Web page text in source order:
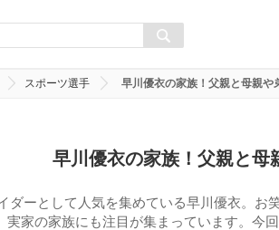
スポーツ選手 早川優衣の家族！父親と母親や
早川優衣の家族！父親と母
ダーとして人気を集めている早川優衣。お
実家の家族にも注目が集まっています。今